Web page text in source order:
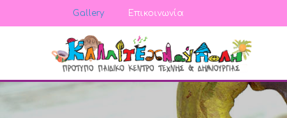
Gallery Επικοινωνία